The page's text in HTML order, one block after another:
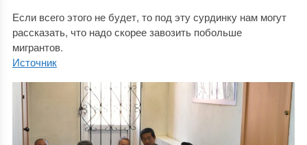
Если всего этого не будет, то под эту сурдинку нам могут
рассказать, что надо скорее завозить побольше
мигрантов.
Источник